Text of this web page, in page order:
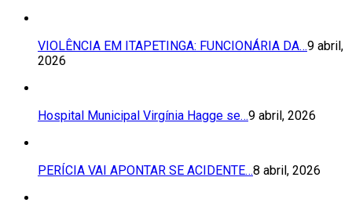
VIOLÊNCIA EM ITAPETINGA: FUNCIONÁRIA DA…9 abril,
2026
Hospital Municipal Virgínia Hagge se…9 abril, 2026
PERÍCIA VAI APONTAR SE ACIDENTE…8 abril, 2026